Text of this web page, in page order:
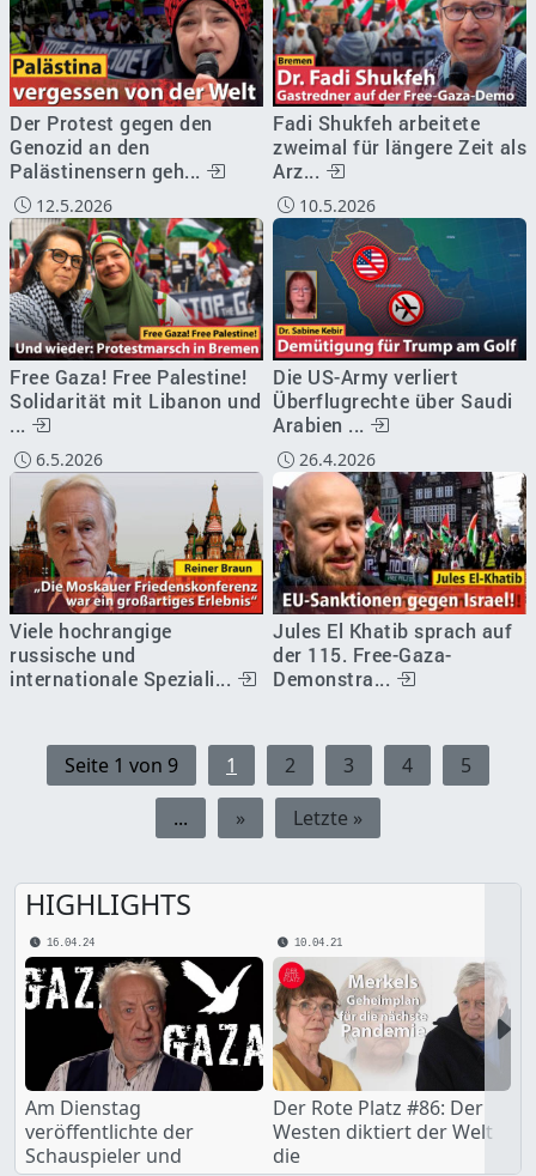
Der Protest gegen den
Genozid an den
Palästinensern geh...
Fadi Shukfeh arbeitete
zweimal für längere Zeit als
Arz...
12.5.2026
Free Gaza! Free Palestine!
Solidarität mit Libanon und
...
10.5.2026
Die US-Army verliert
Überflugrechte über Saudi
Arabien ...
6.5.2026
Viele hochrangige
russische und
internationale Speziali...
26.4.2026
Jules El Khatib sprach auf
der 115. Free-Gaza-
Demonstra...
Seite 1 von 9 1 2 3 4
5
...
» Letzte »
HIGHLIGHTS
16.04.24
Am Dienstag
veröffentlichte der
Schauspieler und
10.04.21
Der Rote Platz #86: Der
Westen diktiert der Welt
die